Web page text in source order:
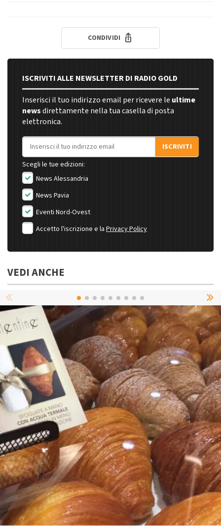
CONDIVIDI
ISCRIVITI ALLE NEWSLETTER DI RADIO GOLD
Inserisci il tuo indirizzo email per ricevere le ultime
newsdirettamente nella tua casella di posta
elettronica.
Indirizzo email
ISCRIVITI
Scegli le tue edizioni:
News Alessandria
News Pavia
Eventi Nord-Ovest
Accetto l'iscrizione e la Privacy Policy
VEDI ANCHE